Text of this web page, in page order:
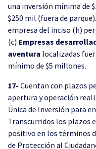
una inversión mínima de
$250 mil (fuera de
empresa del inciso (h)
(c) Empresas
aventura localizadas
mínimo de $5 millones.
17- Cuentan con plazos
apertura y operación
Única de Inversión para
Transcurridos los plazos
positivo en los términos
de Protección al